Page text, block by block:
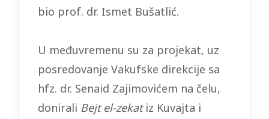
bio prof. dr. Ismet Bušatlić.
U međuvremenu su za projekat, uz
posredovanje Vakufske direkcije sa
hfz. dr. Senaid Zajimovićem na čelu,
donirali Bejt el-zekatiz Kuvajta i